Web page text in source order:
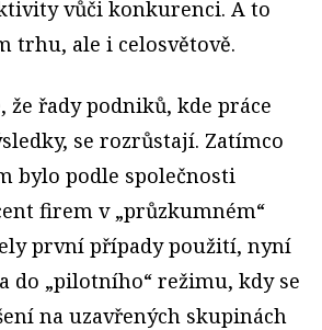
vůči konkurenci. A to
trhu, ale i celosvětově.
že řady podniků, kde práce
se rozrůstají. Zatímco
bylo podle společnosti
firem v „průzkumném“
první případy použití, nyní
do „pilotního“ režimu, kdy se
na uzavřených skupinách